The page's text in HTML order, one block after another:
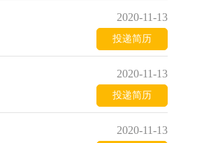
2020-11-13
投递简历
2020-11-13
投递简历
2020-11-13